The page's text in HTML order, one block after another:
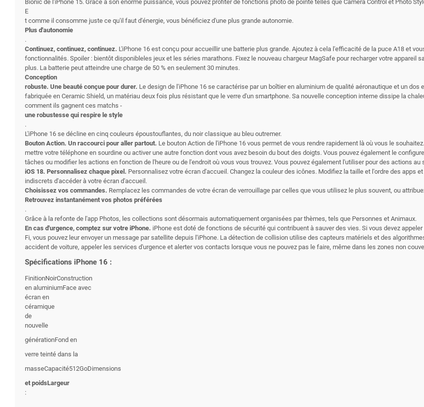
Bionic de l'iPhone 15. Grâce à son énorme puissance, vous pouvez profiter de fonctions photo de pointe telles que Camera Control et Photo
E
t comme il consomme juste ce qu'il faut d'énergie, vous bénéficiez d'une plus grande autonomie.
Plus d'autonomie
.
Continuez, continuez, continuez. L'iPhone 16 est conçu pour accueillir une batterie plus grande. Ajoutez à cela l'efficacité de la puce A18 et
fonctionnalités. Spoiler : bientôt disponibleles jeux et les séries marathons. Fixez le nouveau chargeur MagSafe pour recharger votre appareil
plus. La batterie peut atteindre une charge de 50 % en seulement 30 minutes.
Conception
robuste. Une beauté conçue pour durer. Le design de l'iPhone 16 se caractérise par un boîtier en aluminium de qualité aéronautique et un
fabriquée en Ceramic Shield, un matériau deux fois plus résistant que le verre d'un smartphone. Sa nouvelle conception interne dissipe la
comment ils gagnent ces matchs -
une robustesse qui respire le style
.
L'iPhone 16 se décline en cinq couleurs époustouflantes, du noir classique au bleu outremer.
Bouton Action. Un raccourci pour aller partout. Le bouton Action de l'iPhone 16 vous permet de vous rendre rapidement là où vous le
mettre votre téléphone en sourdine ou activer une autre fonction dont vous avez besoin du bout des doigts. Vous pouvez également le
tâches ou modifier les actions en fonction de l'heure ou de l'endroit où vous vous trouvez. Vous pouvez également l'utiliser pour des actions
iOS 18. Personnalisez chaque pixel. Personnalisez votre écran d'accueil. Changez la couleur des icônes. Modifiez la taille et l'ordre des apps
indiscrets d'accéder à votre écran d'accueil.
Choisissez vos commandes. Remplacez les commandes de votre écran de verrouillage par celles que vous utilisez le plus souvent, ou
Retrouvez instantanément vos photos préférées
.
Grâce à la refonte de l'app Photos, les collections sont désormais automatiquement organisées par thèmes, tels que Personnes et Animaux.
En cas d'urgence, comptez sur votre iPhone. iPhone est doté de fonctions de sécurité qui contribuent à sauver des vies. Si vous devez
Fi, vous pouvez leur envoyer un message par satellite depuis l'iPhone. La détection de collision utilise des capteurs matériels et des
accident de voiture, appeler les services d'urgence et alerter vos contacts lorsque vous ne pouvez pas le faire, même dans les zones non
Spécifications iPhone 16 :
FinitionNoirConstruction
en aluminiumFace avec
écran en
céramique
de
nouvelle
générationFond en
verre teinté dans la
masseCapacité512GoDimensions
et poidsLargeur
: